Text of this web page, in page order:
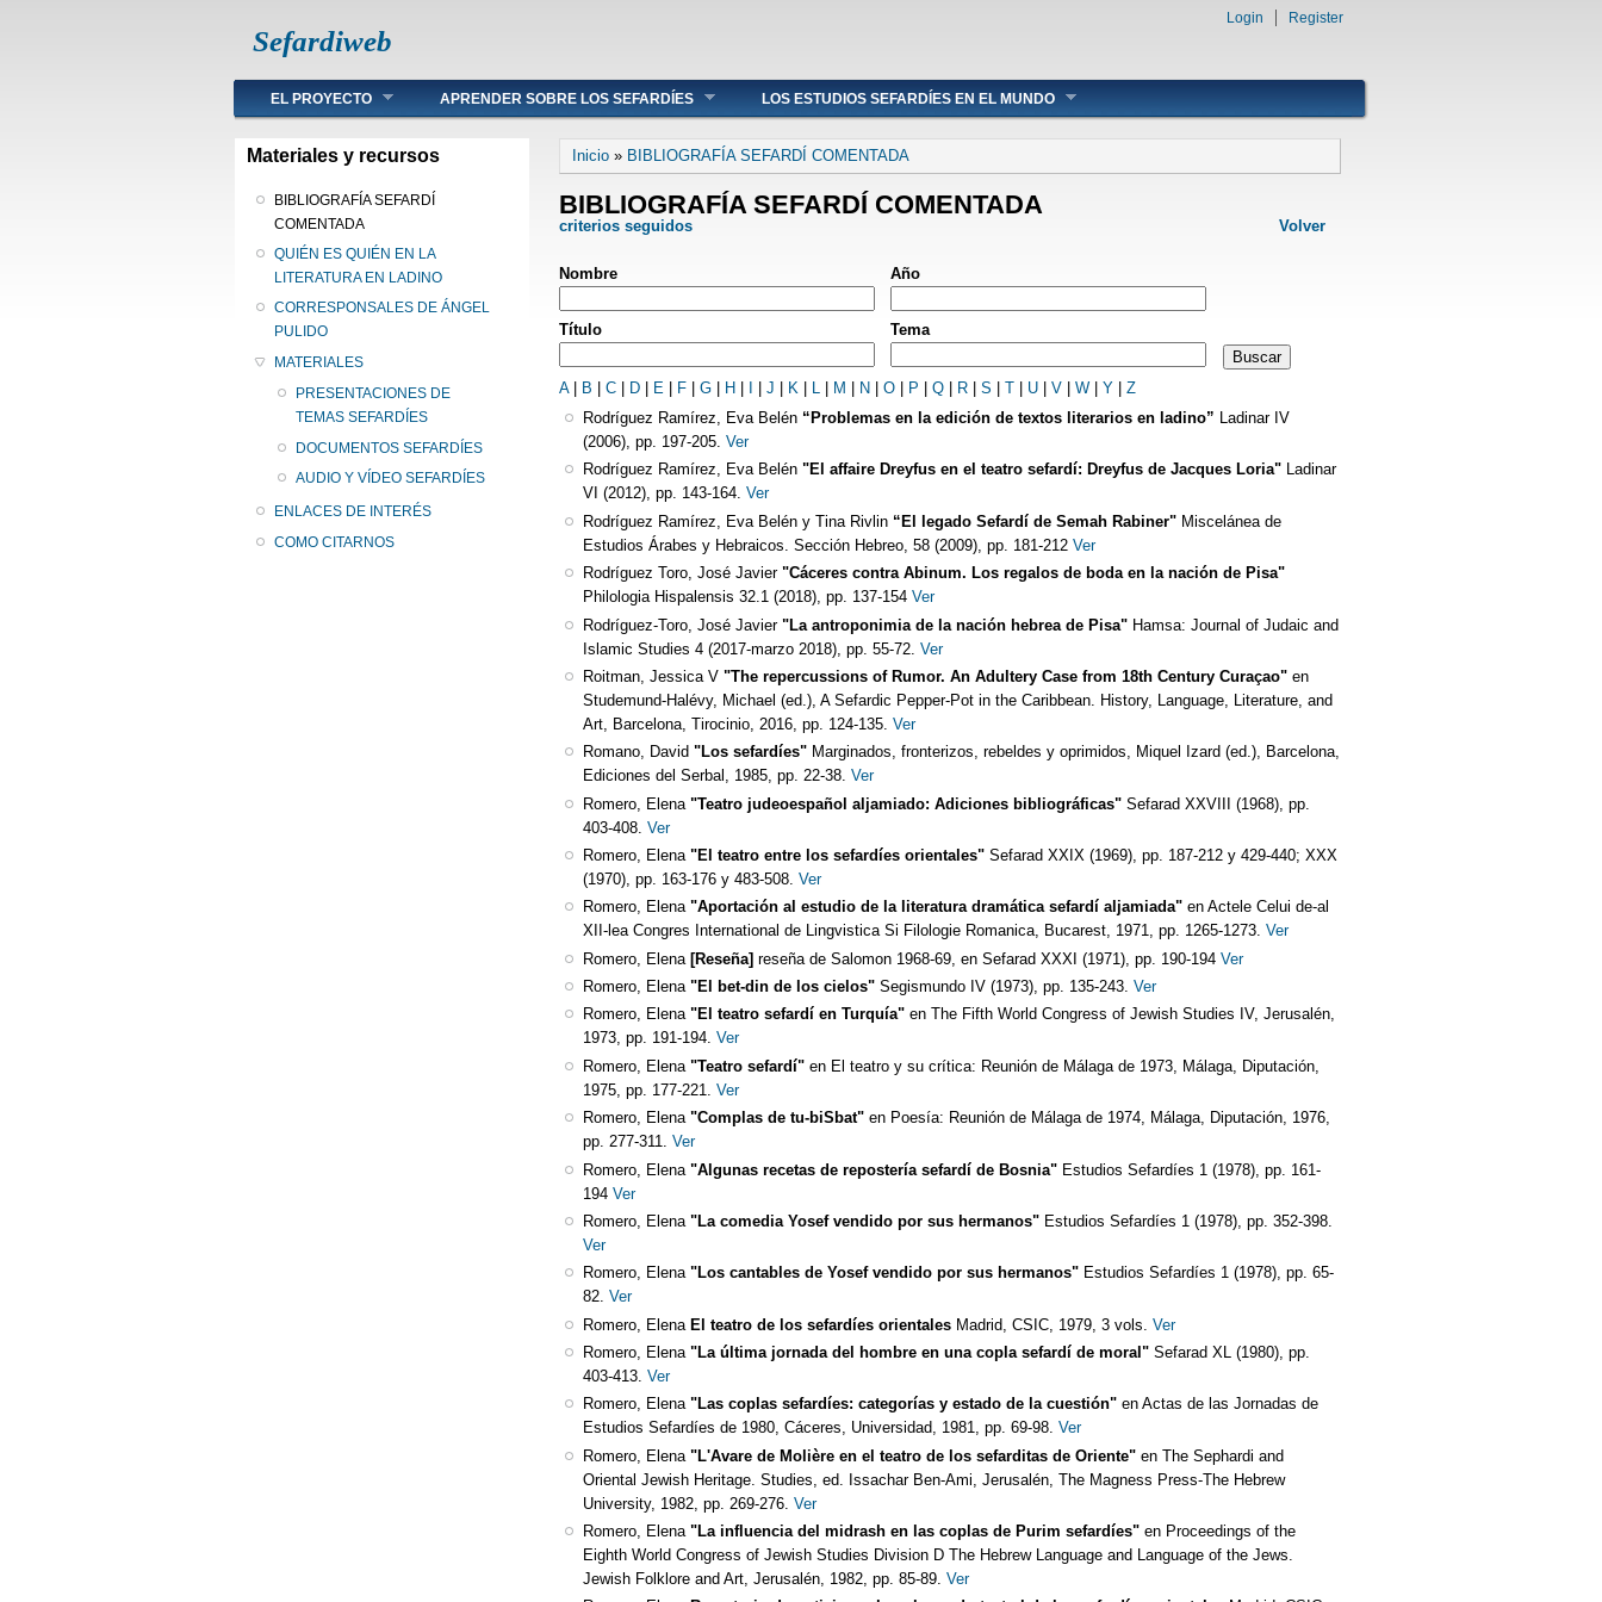
Sefardiweb
Login Register
Main menu
EL PROYECTO APRENDER SOBRE LOS SEFARDÍES LOS ESTUDIOS SEFARDÍES EN EL MUNDO
Materiales y recursos
BIBLIOGRAFÍA SEFARDÍ
COMENTADA
QUIÉN ES QUIÉN EN LA
LITERATURA EN LADINO
CORRESPONSALES DE ÁNGEL
PULIDO
MATERIALES
PRESENTACIONES DE
TEMAS SEFARDÍES
DOCUMENTOS SEFARDÍES
AUDIO Y VÍDEO SEFARDÍES
ENLACES DE INTERÉS
COMO CITARNOS
Se encuentra usted aquí
Inicio » BIBLIOGRAFÍA SEFARDÍ COMENTADA
BIBLIOGRAFÍA SEFARDÍ COMENTADA
criterios seguidos Volver
Nombre Año
Título Tema
A B C D E F G H J K L M N O P Q R S T U V W Y
Z
Rodríguez Ramírez, Eva Belén “Problemas en la edición de textos literarios en ladino” Ladinar IV
(2006), pp. 197-205. Ver
Rodríguez Ramírez, Eva Belén"El affaire Dreyfus en el teatro sefardí: Dreyfus de Jacques Loria" Ladinar
VI (2012), pp. 143-164.Ver
Rodríguez Ramírez, Eva Belén y Tina Rivlin “El legado Sefardí de Semah Rabiner" Miscelánea de
Estudios Árabes y Hebraicos. Sección Hebreo, 58 (2009), pp. 181-212 Ver
Rodríguez Toro, José Javier "Cáceres contra Abinum. Los regalos de boda en la nación de Pisa"
Philologia Hispalensis 32.1 (2018), pp. 137-154 Ver
Rodríguez-Toro, José Javier "La antroponimia de la nación hebrea de Pisa" Hamsa: Journal of Judaic and
Islamic Studies 4 (2017-marzo 2018), pp. 55-72. Ver
Roitman, Jessica V "The repercussions of Rumor. An Adultery Case from 18th Century Curaçao" en
Studemund-Halévy, Michael (ed.), A Sefardic Pepper-Pot in the Caribbean. History, Language, Literature, and
Art, Barcelona, Tirocinio, 2016, pp. 124-135. Ver
Romano, David "Los sefardíes" Marginados, fronterizos, rebeldes y oprimidos, Miquel Izard (ed.), Barcelona,
Ediciones del Serbal, 1985, pp. 22-38. Ver
Romero, Elena "Teatro judeoespañol aljamiado: Adiciones bibliográficas" Sefarad XXVIII (1968), pp.
403-408. Ver
Romero, Elena "El teatro entre los sefardíes orientales" Sefarad XXIX (1969), pp. 187-212 y 429-440; XXX
(1970), pp. 163-176 y 483-508. Ver
Romero, Elena "Aportación al estudio de la literatura dramática sefardí aljamiada" en Actele Celui de-al
XII-lea Congres International de Lingvistica Si Filologie Romanica, Bucarest, 1971, pp. 1265-1273. Ver
Romero, Elena [Reseña] reseña de Salomon 1968-69, en Sefarad XXXI (1971), pp. 190-194 Ver
Romero, Elena "El bet-din de los cielos" Segismundo IV (1973), pp. 135-243. Ver
Romero, Elena "El teatro sefardí en Turquía" en The Fifth World Congress of Jewish Studies IV, Jerusalén,
1973, pp. 191-194. Ver
Romero, Elena "Teatro sefardí" en El teatro y su crítica: Reunión de Málaga de 1973, Málaga, Diputación,
1975, pp. 177-221.
Ver
Romero, Elena "Complas de tu-biSbat" en Poesía: Reunión de Málaga de 1974, Málaga, Diputación, 1976,
pp. 277-311. Ver
Romero, Elena "Algunas recetas de repostería sefardí de Bosnia" Estudios Sefardíes 1 (1978), pp. 161-
194 Ver
Romero, Elena "La comedia Yosef vendido por sus hermanos" Estudios Sefardíes 1 (1978), pp. 352-398.
Ver
Romero, Elena "Los cantables de Yosef vendido por sus hermanos" Estudios Sefardíes 1 (1978), pp. 65-
82. Ver
Romero, Elena El teatro de los sefardíes orientales Madrid, CSIC, 1979, 3 vols.
Ver
Romero, Elena "La última jornada del hombre en una copla sefardí de moral" Sefarad XL (1980), pp.
403-413. Ver
Romero, Elena "Las coplas sefardíes: categorías y estado de la cuestión" en Actas de las Jornadas de
Estudios Sefardíes de 1980, Cáceres, Universidad, 1981, pp. 69-98. Ver
Romero, Elena "L'Avare de Molière en el teatro de los sefarditas de Oriente" en The Sephardi and
Oriental Jewish Heritage. Studies, ed. Issachar Ben-Ami, Jerusalén, The Magness Press-The Hebrew
University, 1982, pp. 269-276. Ver
Romero, Elena "La influencia del midrash en las coplas de Purim sefardíes" en Proceedings of the
Eighth World Congress of Jewish Studies Division D The Hebrew Language and Language of the Jews.
Jewish Folklore and Art, Jerusalén, 1982, pp. 85-89. Ver